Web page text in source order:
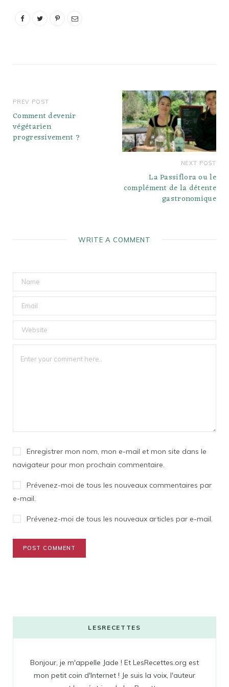
Or, Quels sont les
PREV POST
Comment devenir
végétarien
progressivement ?
NEXT POST
La Passiflora ou le
complément de la détente
gastronomique
WRITE A COMMENT
Enregistrer mon nom, mon e-mail et mon site dans le
navigateur pour mon prochain commentaire.
Prévenez-moi de tous les nouveaux commentaires par
e-mail.
Prévenez-moi de tous les nouveaux articles par e-mail.
LESRECETTES
Bonjour, je m'appelle Jade ! Et LesRecettes.org est
mon petit coin d'Internet ! Je suis la voix, l'auteur